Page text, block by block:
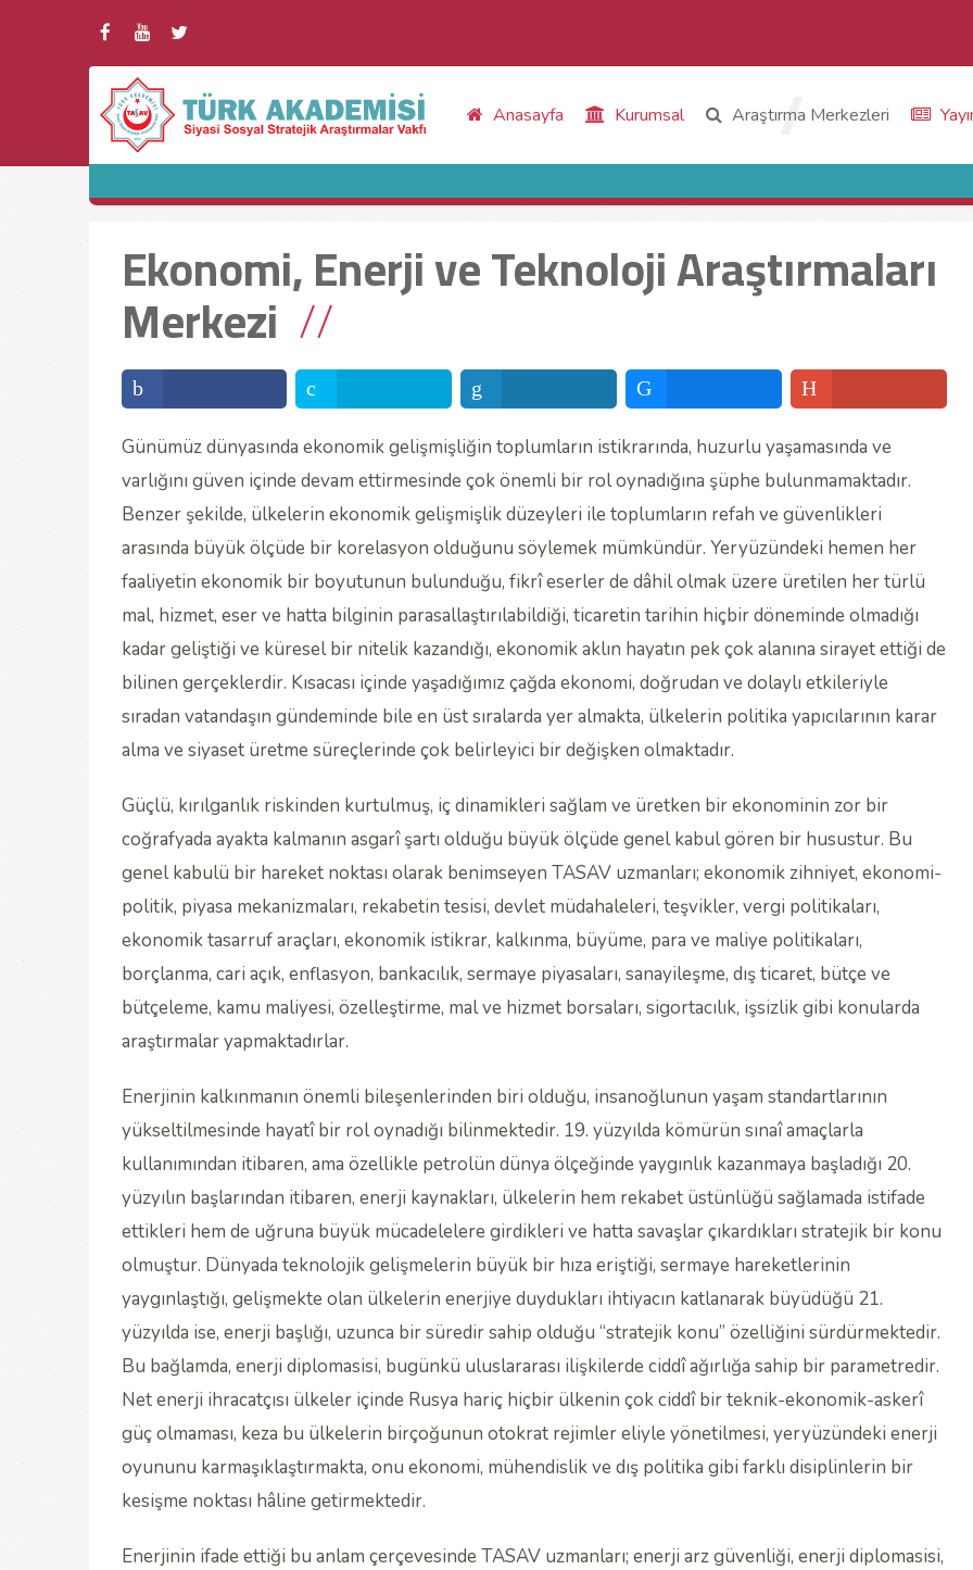
Anasayfa Kurumsal Araştırma Merkezleri
Ekonomi, Enerji ve Teknoloji Araştırmaları
Merkezi
Günümüz dünyasında ekonomik gelişmişliğin toplumların istikrarında, huzurlu yaşamasında ve
varlığını güven içinde devam ettirmesinde çok önemli bir rol oynadığına şüphe bulunmamaktadır.
Benzer şekilde, ülkelerin ekonomik gelişmişlik düzeyleri ile toplumların refah ve güvenlikleri
arasında büyük ölçüde bir korelasyon olduğunu söylemek mümkündür. Yeryüzündeki hemen her
faaliyetin ekonomik bir boyutunun bulunduğu, fikrî eserler de dâhil olmak üzere üretilen her türlü
mal, hizmet, eser ve hatta bilginin parasallaştırılabildiği, ticaretin tarihin hiçbir döneminde olmadığı
kadar geliştiği ve küresel bir nitelik kazandığı, ekonomik aklın hayatın pek çok alanına sirayet ettiği de
bilinen gerçeklerdir. Kısacası içinde yaşadığımız çağda ekonomi, doğrudan ve dolaylı etkileriyle
sıradan vatandaşın gündeminde bile en üst sıralarda yer almakta, ülkelerin politika yapıcılarının karar
alma ve siyaset üretme süreçlerinde çok belirleyici bir değişken olmaktadır.
Güçlü, kırılganlık riskinden kurtulmuş, iç dinamikleri sağlam ve üretken bir ekonominin zor bir
coğrafyada ayakta kalmanın asgarî şartı olduğu büyük ölçüde genel kabul gören bir husustur. Bu
genel kabulü bir hareket noktası olarak benimseyen TASAV uzmanları; ekonomik zihniyet, ekonomi-
politik, piyasa mekanizmaları, rekabetin tesisi, devlet müdahaleleri, teşvikler, vergi politikaları,
ekonomik tasarruf araçları, ekonomik istikrar, kalkınma, büyüme, para ve maliye politikaları,
borçlanma, cari açık, enflasyon, bankacılık, sermaye piyasaları, sanayileşme, dış ticaret, bütçe ve
bütçeleme, kamu maliyesi, özelleştirme, mal ve hizmet borsaları, sigortacılık, işsizlik gibi konularda
araştırmalar yapmaktadırlar.
Enerjinin kalkınmanın önemli bileşenlerinden biri olduğu, insanoğlunun yaşam standartlarının
yükseltilmesinde hayatî bir rol oynadığı bilinmektedir. 19. yüzyılda kömürün sınaî amaçlarla
kullanımından itibaren, ama özellikle petrolün dünya ölçeğinde yaygınlık kazanmaya başladığı 20.
yüzyılın başlarından itibaren, enerji kaynakları, ülkelerin hem rekabet üstünlüğü sağlamada istifade
ettikleri hem de uğruna büyük mücadelelere girdikleri ve hatta savaşlar çıkardıkları stratejik bir konu
olmuştur. Dünyada teknolojik gelişmelerin büyük bir hıza eriştiği, sermaye hareketlerinin
yaygınlaştığı, gelişmekte olan ülkelerin enerjiye duydukları ihtiyacın katlanarak büyüdüğü 21.
yüzyılda ise, enerji başlığı, uzunca bir süredir sahip olduğu “stratejik konu” özelliğini sürdürmektedir.
Bu bağlamda, enerji diplomasisi, bugünkü uluslararası ilişkilerde ciddî ağırlığa sahip bir parametredir.
Net enerji ihracatçısı ülkeler içinde Rusya hariç hiçbir ülkenin çok ciddî bir teknik-ekonomik-askerî
güç olmaması, keza bu ülkelerin birçoğunun otokrat rejimler eliyle yönetilmesi, yeryüzündeki enerji
oyununu karmaşıklaştırmakta, onu ekonomi, mühendislik ve dış politika gibi farklı disiplinlerin bir
kesişme noktası hâline getirmektedir.
Enerjinin ifade ettiği bu anlam çerçevesinde TASAV uzmanları; enerji arz güvenliği, enerji diplomasisi,